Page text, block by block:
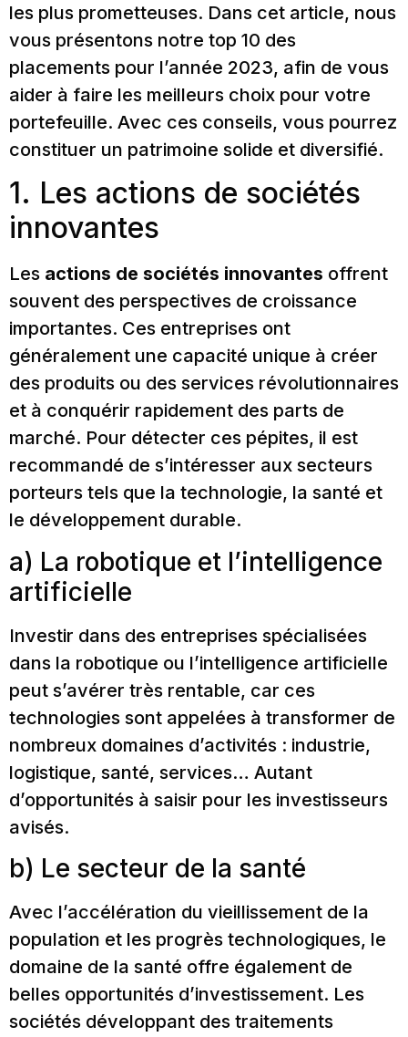
les plus prometteuses. Dans cet article, nous
vous présentons notre top 10 des
placements pour l’année 2023, afin de vous
aider à faire les meilleurs choix pour votre
portefeuille. Avec ces conseils, vous pourrez
constituer un patrimoine solide et diversifié.
1. Les actions de sociétés
innovantes
Les actions de sociétés innovantes offrent
souvent des perspectives de croissance
importantes. Ces entreprises ont
généralement une capacité unique à créer
des produits ou des services révolutionnaires
et à conquérir rapidement des parts de
marché. Pour détecter ces pépites, il est
recommandé de s’intéresser aux secteurs
porteurs tels que la technologie, la santé et
le développement durable.
a) La robotique et l’intelligence
artificielle
Investir dans des entreprises spécialisées
dans la robotique ou l’intelligence artificielle
peut s’avérer très rentable, car ces
technologies sont appelées à transformer de
nombreux domaines d’activités : industrie,
logistique, santé, services… Autant
d’opportunités à saisir pour les investisseurs
avisés.
b) Le secteur de la santé
Avec l’accélération du vieillissement de la
population et les progrès technologiques, le
domaine de la santé offre également de
belles opportunités d’investissement. Les
sociétés développant des traitements